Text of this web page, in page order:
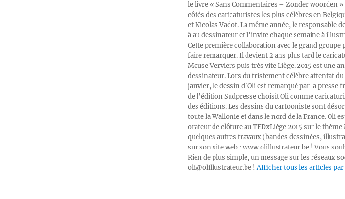
le livre « Sans Commentaires – Zonder woorden
côtés des caricaturistes les plus célèbres en
et Nicolas Vadot. La même année, le responsable
à au dessinateur et l’invite chaque semaine à
Cette première collaboration avec le grand groupe
faire remarquer. Il devient 2 ans plus tard le
Meuse Verviers puis très vite Liège. 2015 est une
dessinateur. Lors du tristement célèbre attentat
janvier, le dessin d’Oli est remarqué par la presse
de l’édition Sudpresse choisit Oli comme
des éditions. Les dessins du cartooniste sont
toute la Wallonie et dans le nord de la France. Oli
orateur de clôture au TEDxLiège 2015 sur le
quelques autres travaux (bandes dessinées,
sur son site web : www.olillustrateur.be ! Vous
Rien de plus simple, un message sur les réseaux
oli@olillustrateur.be !Afficher tous les articles par